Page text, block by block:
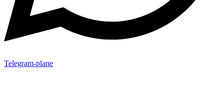
Telegram-plane